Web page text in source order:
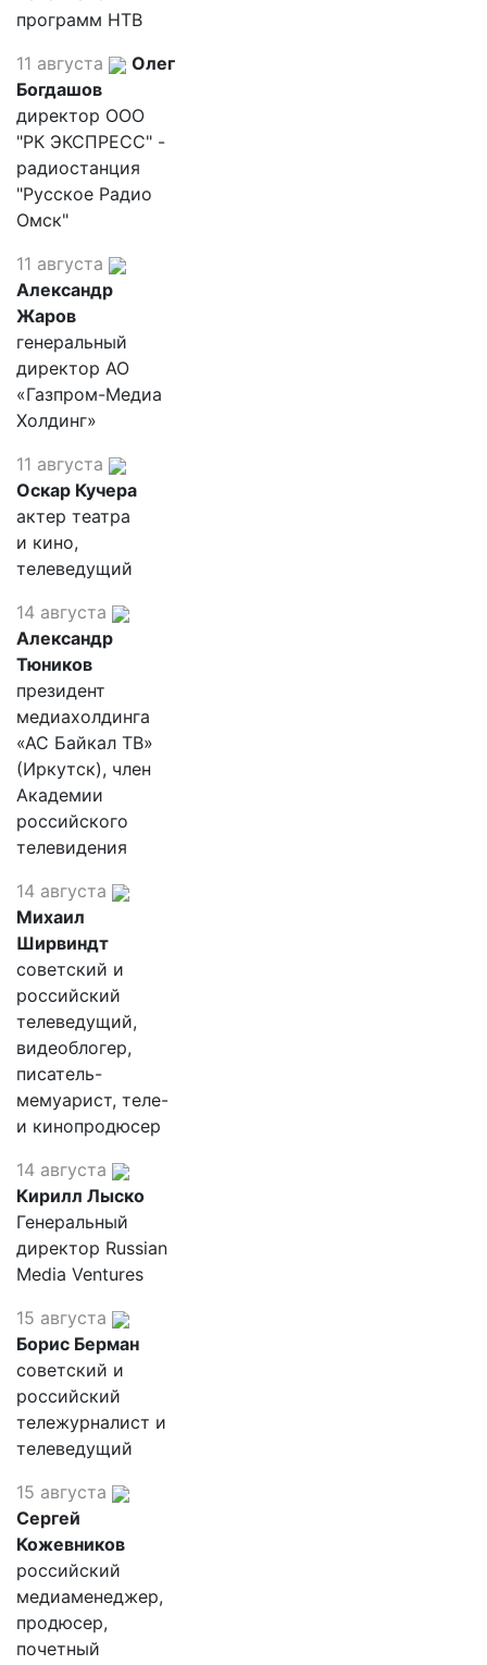
программ НТВ
11 августа
Олег
Богдашов
директор ООО
"РК ЭКСПРЕСС" -
радиостанция
"Русское Радио
Омск"
11 августа
Александр
Жаров
генеральный
директор АО
«Газпром-Медиа
Холдинг»
11 августа
Оскар Кучера
актер театра
и кино,
телеведущий
14 августа
Александр
Тюников
президент
медиахолдинга
«АС Байкал ТВ»
(Иркутск), член
Академии
российского
телевидения
14 августа
Михаил
Ширвиндт
советский и
российский
телеведущий,
видеоблогер,
писатель-
мемуарист, теле-
и кинопродюсер
14 августа
Кирилл Лыско
Генеральный
директор Russian
Media Ventures
15 августа
Борис Берман
советский и
российский
тележурналист и
телеведущий
15 августа
Сергей
Кожевников
российский
медиаменеджер,
продюсер,
почетный